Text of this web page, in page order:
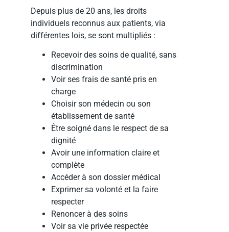
Depuis plus de 20 ans, les droits
individuels reconnus aux patients, via
différentes lois, se sont multipliés :
Recevoir des soins de qualité, sans
discrimination
Voir ses frais de santé pris en
charge
Choisir son médecin ou son
établissement de santé
Être soigné dans le respect de sa
dignité
Avoir une information claire et
complète
Accéder à son dossier médical
Exprimer sa volonté et la faire
respecter
Renoncer à des soins
Voir sa vie privée respectée